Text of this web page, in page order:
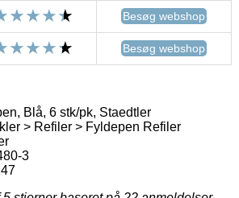
Besøg webshop
Besøg webshop
Blå, 6 stk/pk, Staedtler
> Refiler > Fyldepen Refiler
3